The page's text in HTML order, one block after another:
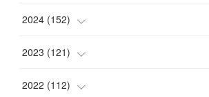
(10)
(9)
( 7)
(10)
(7)
( 8)
2024 (152)
(14)
( 15)
2023 (121)
( 12)
2022 (112)